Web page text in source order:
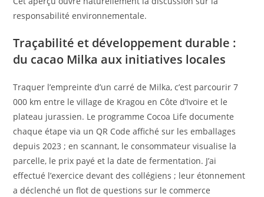
responsabilité environnementale.
Traçabilité et développement durable :
du cacao Milka aux initiatives locales
Traquer l’empreinte d’un carré de Milka, c’est parcourir 7
000 km entre le village de Kragou en Côte d’Ivoire et le
plateau jurassien. Le programme Cocoa Life documente
chaque étape via un QR Code affiché sur les emballages
depuis 2023 ; en scannant, le consommateur visualise la
parcelle, le prix payé et la date de fermentation. J’ai
effectué l’exercice devant des collégiens ; leur étonnement
a déclenché un flot de questions sur le commerce